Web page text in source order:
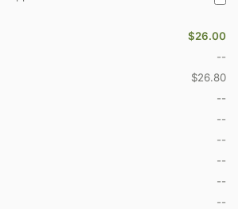
囍
喜)
Double
百
300
$26.00
--
$26.80
--
--
--
--
--
--